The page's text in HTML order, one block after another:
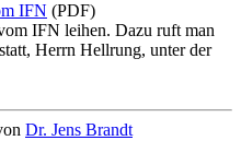
IFN (PDF)
IFN leihen. Dazu ruft man
Herrn Hellrung, unter der
Dr. Jens Brandt